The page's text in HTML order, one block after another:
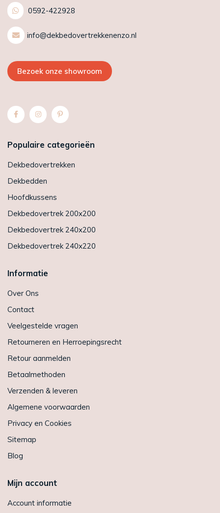
0592-422928
info@dekbedovertrekkenenzo.nl
Bezoek onze showroom
Populaire categorieën
Dekbedovertrekken
Dekbedden
Hoofdkussens
Dekbedovertrek 200x200
Dekbedovertrek 240x200
Dekbedovertrek 240x220
Informatie
Over Ons
Contact
Veelgestelde vragen
Retourneren en Herroepingsrecht
Retour aanmelden
Betaalmethoden
Verzenden & leveren
Algemene voorwaarden
Privacy en Cookies
Sitemap
Blog
Mijn account
Account informatie